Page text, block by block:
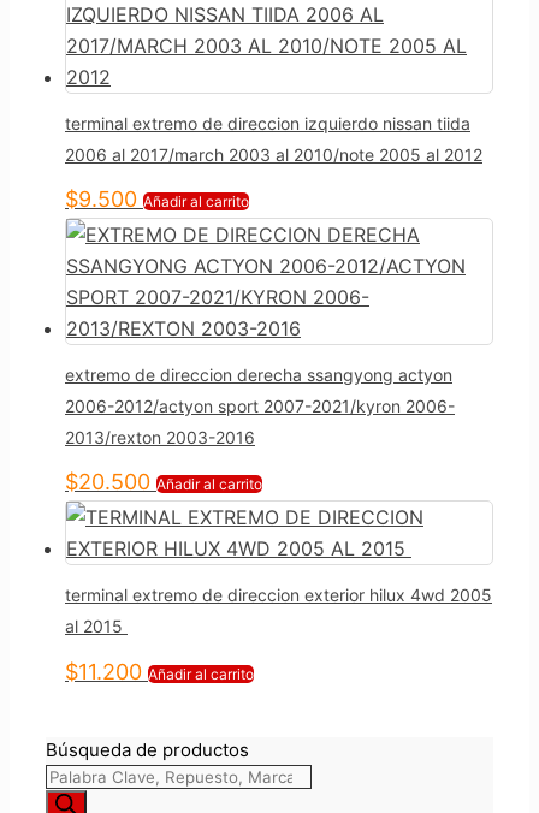
terminal extremo de direccion izquierdo nissan tiida
2006 al 2017/march 2003 al 2010/note 2005 al 2012
$9.500 Añadir al carrito
extremo de direccion derecha ssangyong actyon
2006-2012/actyon sport 2007-2021/kyron 2006-
2013/rexton 2003-2016
$20.500 Añadir al carrito
terminal extremo de direccion exterior hilux 4wd 2005
al 2015
$11.200 Añadir al carrito
Búsqueda de productos